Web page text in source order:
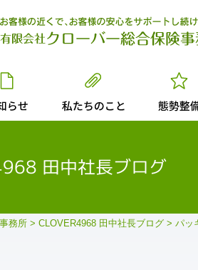
田中社長ブログ
務所 > CLOVER4968 田中社長ブログ > パッ